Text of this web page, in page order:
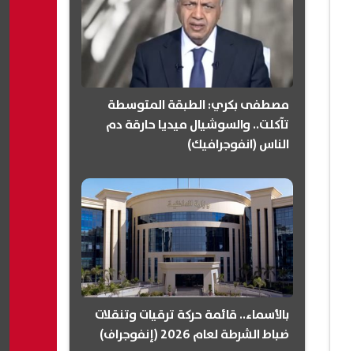
مصطفى بكري: الطبقة المتوسطة
تآكلت.. والسوشيال ميديا حارقة دم
الناس (انفوجرافيك)
بالأسماء.. قائمة حركة ترقيات وتنقلات
ضباط الشرطة لعام 2026 (إنفوجراف)